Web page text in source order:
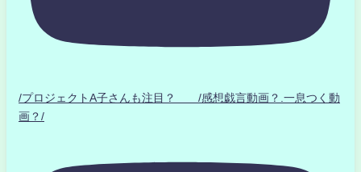
/プロジェクトA子さんも注目？ /感想戯言動画？.一息つく動
画？/